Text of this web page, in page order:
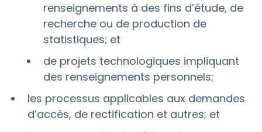
renseignements à des fins d’étude, de
recherche ou de production de
statistiques; et
de projets technologiques impliquant
des renseignements personnels;
les processus applicables aux demandes
d’accès, de rectification et autres; et